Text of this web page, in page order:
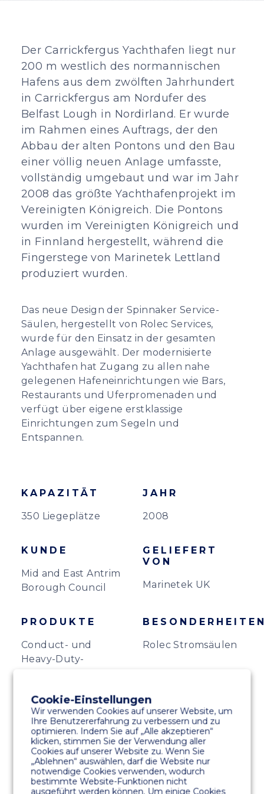
Der Carrickfergus Yachthafen liegt nur
200 m westlich des normannischen
Hafens aus dem zwölften Jahrhundert
in Carrickfergus am Nordufer des
Belfast Lough in Nordirland. Er wurde
im Rahmen eines Auftrags, der den
Abbau der alten Pontons und den Bau
einer völlig neuen Anlage umfasste,
vollständig umgebaut und war im Jahr
2008 das größte Yachthafenprojekt im
Vereinigten Königreich. Die Pontons
wurden im Vereinigten Königreich und
in Finnland hergestellt, während die
Fingerstege von Marinetek Lettland
produziert wurden.
Das neue Design der Spinnaker Service-
Säulen, hergestellt von Rolec Services,
wurde für den Einsatz in der gesamten
Anlage ausgewählt. Der modernisierte
Yachthafen hat Zugang zu allen nahe
gelegenen Hafeneinrichtungen wie Bars,
Restaurants und Uferpromenaden und
verfügt über eigene erstklassige
Einrichtungen zum Segeln und
Entspannen.
KAPAZITÄT
350 Liegeplätze
JAHR
2008
KUNDE
Mid and East Antrim
Borough Council
GELIEFERT
VON
Marinetek UK
PRODUKTE
Conduct- und
Heavy-Duty-
Rolec Stromsäulen
Cookie-Einstellungen
Wir verwenden Cookies auf unserer Website, um
Ihre Benutzererfahrung zu verbessern und zu
optimieren. Indem Sie auf „Alle akzeptieren“
klicken, stimmen Sie der Verwendung aller
Cookies auf unserer Website zu. Wenn Sie
„Ablehnen“ auswählen, darf die Website nur
notwendige Cookies verwenden, wodurch
bestimmte Website-Funktionen nicht
ausgeführt werden können. Um einige Cookies